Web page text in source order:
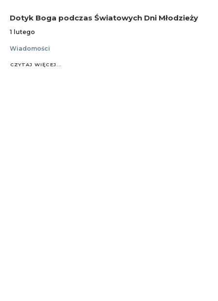
Dotyk Boga podczas Światowych Dni Młodzieży
1 lutego
Wiadomości
CZYTAJ WIĘCEJ...